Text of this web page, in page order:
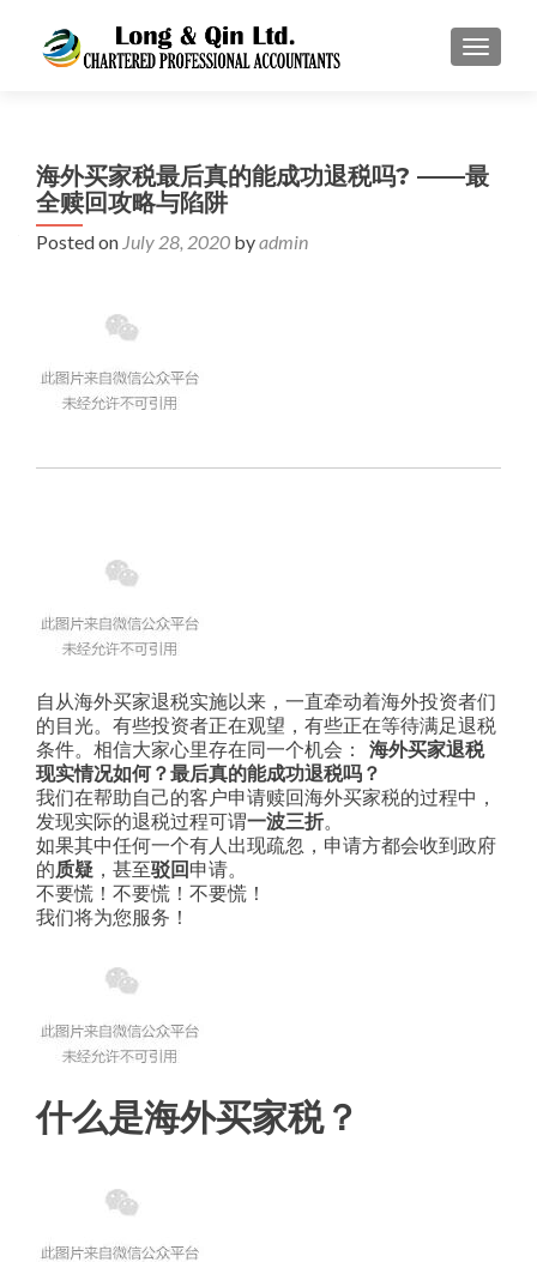
海外买家税最后真的能成功退税吗? ——最
全赎回攻略与陷阱
Posted on July 28, 2020 byadmin
自从海外买家退税实施以来，一直牵动着海外投资者们
的目光。有些投资者正在观望，有些正在等待满足退税
条件。相信大家心里存在同一个机会： 海外买家退税
现实情况如何？最后真的能成功退税吗？
我们在帮助自己的客户申请赎回海外买家税的过程中，
发现实际的退税过程可谓一波三折。
如果其中任何一个有人出现疏忽，申请方都会收到政府
的质疑 ，甚至驳回申请。
不要慌！不要慌！不要慌！
我们将为您服务！
什么是海外买家税？